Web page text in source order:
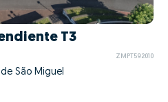
T3
ZMPT592010
São Miguel